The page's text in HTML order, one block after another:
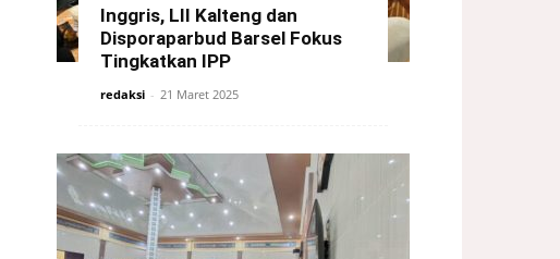
Inggris, LII Kalteng dan
Disporaparbud Barsel Fokus
Tingkatkan IPP
redaksi - 21 Maret 2025